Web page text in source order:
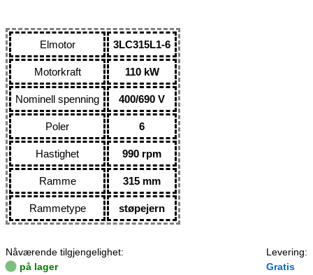
Elmotor 3LC315L1-6
Motorkraft 110 kW
Nominell spenning 400/690 V
Poler 6
Hastighet 990 rpm
Ramme 315 mm
Rammetype støpejern
Nåværende tilgjengelighet:
på lager
Levering:
Gratis